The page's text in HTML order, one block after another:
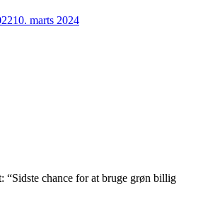
10. marts 2024
“Sidste chance for at bruge grøn billig